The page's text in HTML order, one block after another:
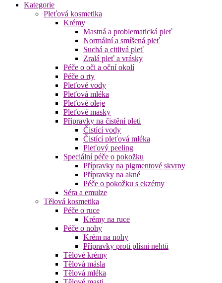
Kategorie
Pleťová kosmetika
Krémy
Mastná a problematická pleť
Normální a smíšená pleť
Suchá a citlivá pleť
Zralá pleť a vrásky
Péče o oči a oční okolí
Péče o rty
Pleťové vody
Pleťová mléka
Pleťové oleje
Pleťové masky
Přípravky na čistění pleti
Čistící vody
Čistící pleťová mléka
Pleťový peeling
Speciální péče o pokožku
Přípravky na pigmentové skvrny
Přípravky na akné
Péče o pokožku s ekzémy
Séra a emulze
Tělová kosmetika
Péče o ruce
Krémy na ruce
Péče o nohy
Krém na nohy
Přípravky proti plísni nehtů
Tělové krémy
Tělová másla
Tělová mléka